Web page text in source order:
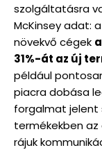
szolgáltatásra
McKinsey adat:
növekvő cégek
31%-át az új
például
piacra dobása
forgalmat jelent
termékekben az
rájuk